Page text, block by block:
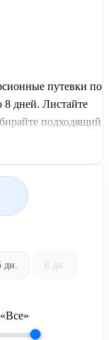
путевки по
8 дней. Листайте
подходящий
дн. 6 дн.